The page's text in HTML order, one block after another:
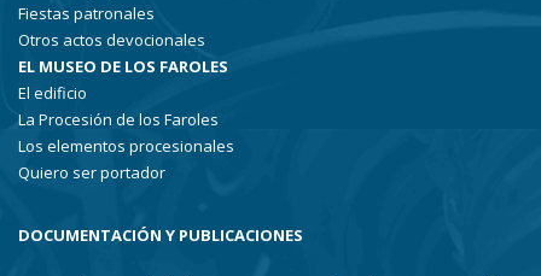
Fiestas patronales
Otros actos devocionales
EL MUSEO DE LOS FAROLES
El edificio
La Procesión de los Faroles
Los elementos procesionales
Quiero ser portador
DOCUMENTACIÓN Y PUBLICACIONES